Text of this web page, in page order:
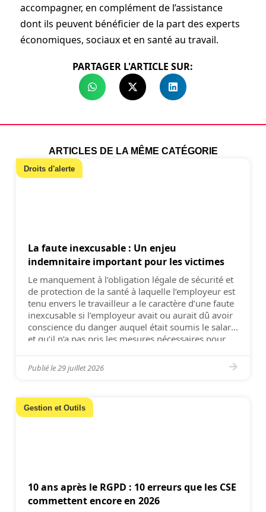
accompagner, en complément de l’assistance
dont ils peuvent bénéficier de la part des experts
économiques, sociaux et en santé au travail.
PARTAGER L'ARTICLE SUR:
ARTICLES DE LA MÊME CATÉGORIE
Droits d'alerte
La faute inexcusable : Un enjeu
indemnitaire important pour les victimes
Le manquement à l’obligation légale de sécurité et
de protection de la santé à laquelle l’employeur est
tenu envers le travailleur a le caractère d’une faute
inexcusable si l’employeur avait ou aurait dû avoir
conscience du danger auquel était soumis le salarié
et qu’il n’a pas pris les mesures nécessaires pour
Publié le29 juillet 2026
Gestion et Outils
10 ans après le RGPD : 10 erreurs que les CSE
commettent encore en 2026